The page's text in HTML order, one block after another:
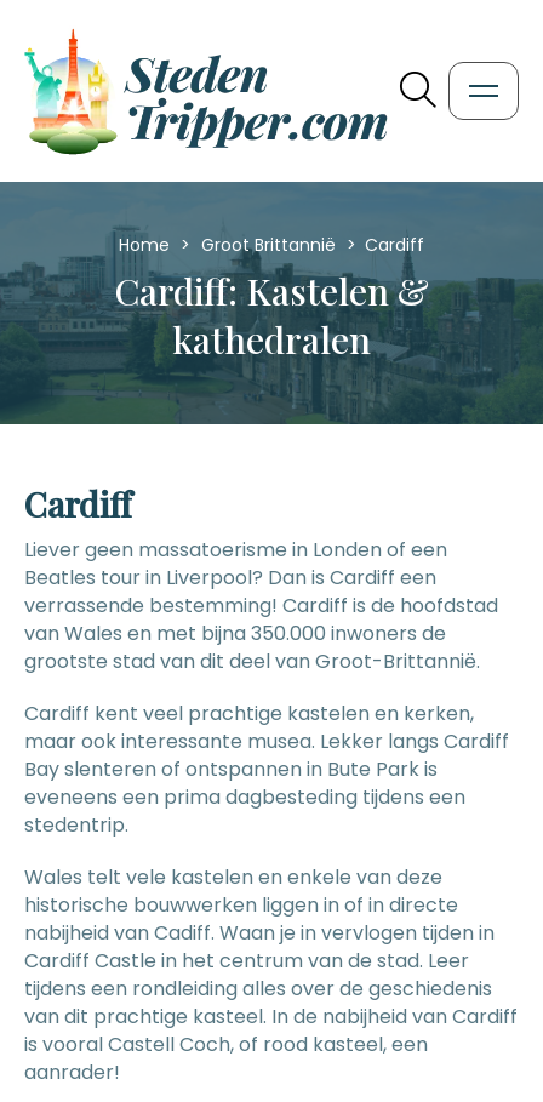
Home > Groot Brittannië > Cardiff
Cardiff: Kastelen &
kathedralen
Cardiff
Liever geen massatoerisme in Londen of een
Beatles tour in Liverpool? Dan is Cardiff een
verrassende bestemming! Cardiff is de hoofdstad
van Wales en met bijna 350.000 inwoners de
grootste stad van dit deel van Groot-Brittannië.
Cardiff kent veel prachtige kastelen en kerken,
maar ook interessante musea. Lekker langs Cardiff
Bay slenteren of ontspannen in Bute Park is
eveneens een prima dagbesteding tijdens een
stedentrip.
Wales telt vele kastelen en enkele van deze
historische bouwwerken liggen in of in directe
nabijheid van Cadiff. Waan je in vervlogen tijden in
Cardiff Castle in het centrum van de stad. Leer
tijdens een rondleiding alles over de geschiedenis
van dit prachtige kasteel. In de nabijheid van Cardiff
is vooral Castell Coch, of rood kasteel, een
aanrader!